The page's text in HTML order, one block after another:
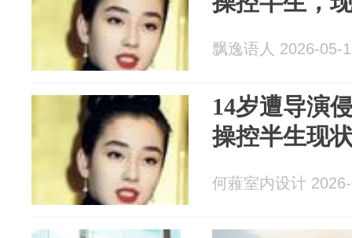
飘逸语人 2026-05-
14岁遭导演
操控半生现
何蕥室内设计